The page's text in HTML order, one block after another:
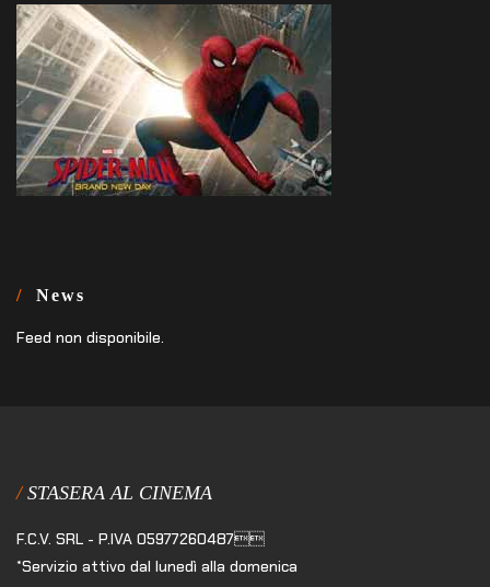
News
Feed non disponibile.
STASERA AL CINEMA
F.C.V. SRL - P.IVA 05977260487
*Servizio attivo dal lunedì alla domenica